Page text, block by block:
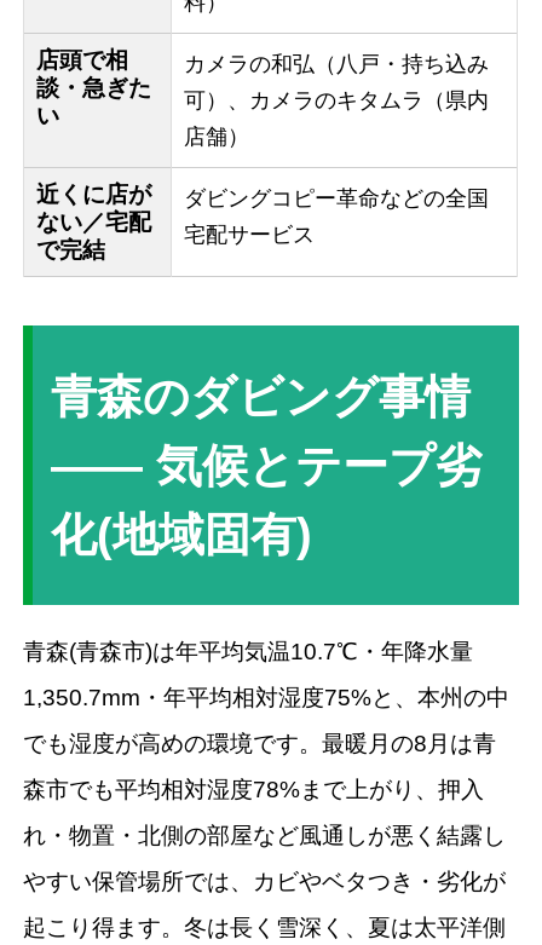
店頭で相
談・急ぎた
い
カメラの和弘（八戸・持ち込み
可）、カメラのキタムラ（県内
店舗）
近くに店が
ない／宅配
で完結
ダビングコピー革命などの全国
宅配サービス
青森のダビング事情
―― 気候とテープ劣
化(地域固有)
青森(青森市)は年平均気温10.7℃・年降水量
1,350.7mm・年平均相対湿度75%と、本州の中
でも湿度が高めの環境です。最暖月の8月は青
森市でも平均相対湿度78%まで上がり、押入
れ・物置・北側の部屋など風通しが悪く結露し
やすい保管場所では、カビやベタつき・劣化が
起こり得ます。冬は長く雪深く、夏は太平洋側